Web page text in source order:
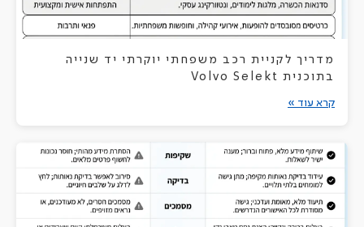
מדריך לקניית רכב משפחתי יוקרתי יד שנייה
בתוכנית Volvo Selekt
קרא עוד »